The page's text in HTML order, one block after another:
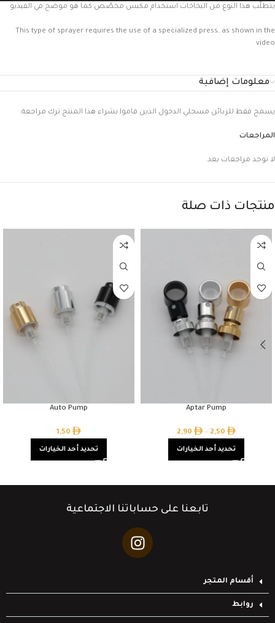
يتطلّب هذا النوع من البخاخات استخدام مكبس مخصّص كما هو موضح في الفيديو
This type of sprayer requires the use of a specialized press, as shown in the
video
معلومات إضافية
المراجعات
لا توجد مراجعات بعد.
يسمح فقط للزبائن مسجلي الدخول الذين قاموا بشراء هذا المنتج ترك مراجعة.
منتجات ذات صلة
Aptar Pump
2,50
–
2,90
تحديد أحد الخيارات
Auto Pump
1,50
تحديد أحد الخيارات
تابعنا على حساباتنا الاجتماعية
أقسام المتجر
روابط